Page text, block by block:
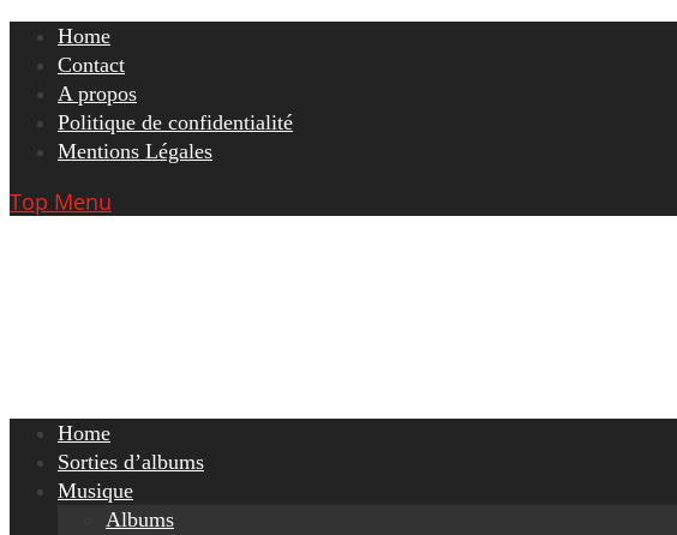
Skip
content
Home
Contact
A propos
Politique de confidentialité
Mentions Légales
Top Menu
Home
Sorties d’albums
Musique
Albums